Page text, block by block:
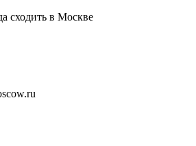
в Москве